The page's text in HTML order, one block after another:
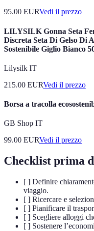
95.00 EURVedi il prezzo
LILYSILK Gonna Seta
Discreta Seta Di Gelso Di
Sostenibile Giglio Bianco
Lilysilk IT
215.00 EURVedi il prezzo
Borsa a tracolla
GB Shop IT
99.00 EURVedi il prezzo
Checklist prima
[ ] Definire
viaggio.
[ ] Ricercare e
[ ] Pianificare il
[ ] Scegliere alloggi
[ ] Sostenere